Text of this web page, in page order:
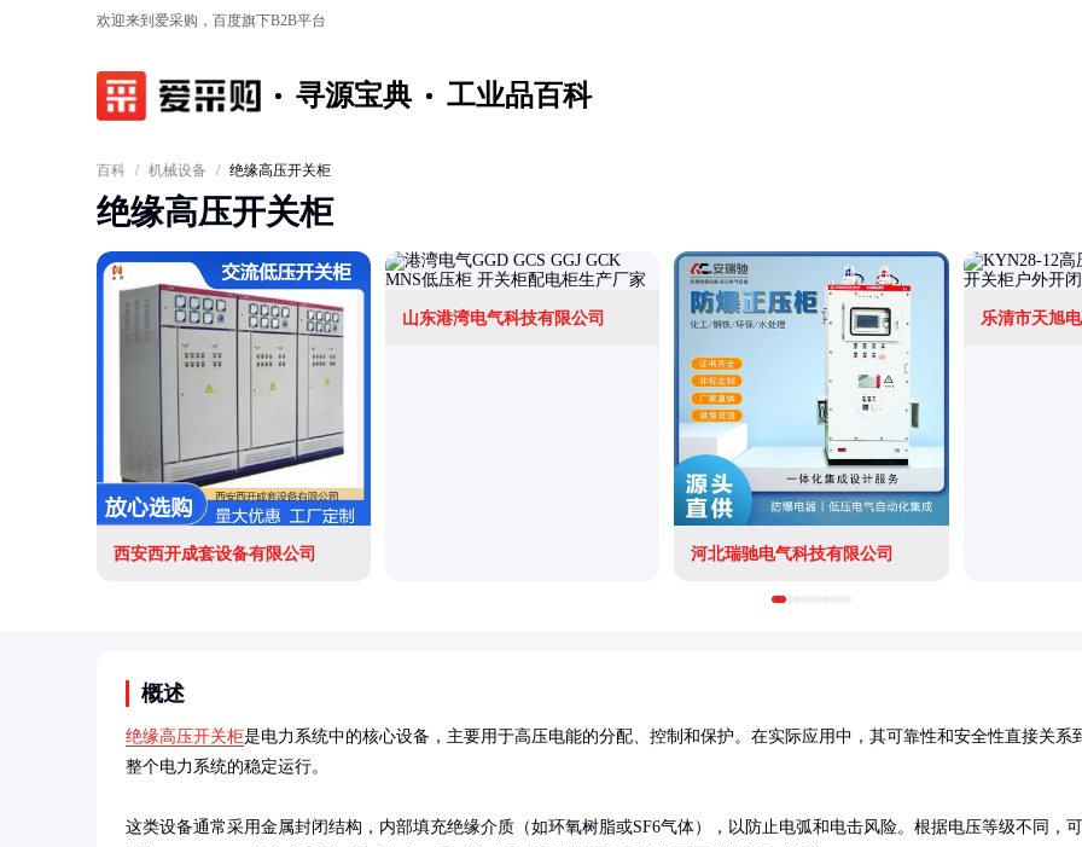
欢迎来到爱采购，百度旗下B2B平台
寻源宝典 工业品百科
百科 / 机械设备 / 绝缘高压开关柜
绝缘高压开关柜
西安西开成套设备有限公司
山东港湾电气科技有限公司
河北瑞驰电气科技有限公司
乐清市天旭
概述
绝缘高压开关柜是电力系统中的核心设备，主要用于高压电能的分配、控制和保护。在实际应用中，其可靠性和安全性直接关系
整个电力系统的稳定运行。
这类设备通常采用金属封闭结构，内部填充绝缘介质（如环氧树脂或SF6气体），以防止电弧和电击风险。根据电压等级不同，可